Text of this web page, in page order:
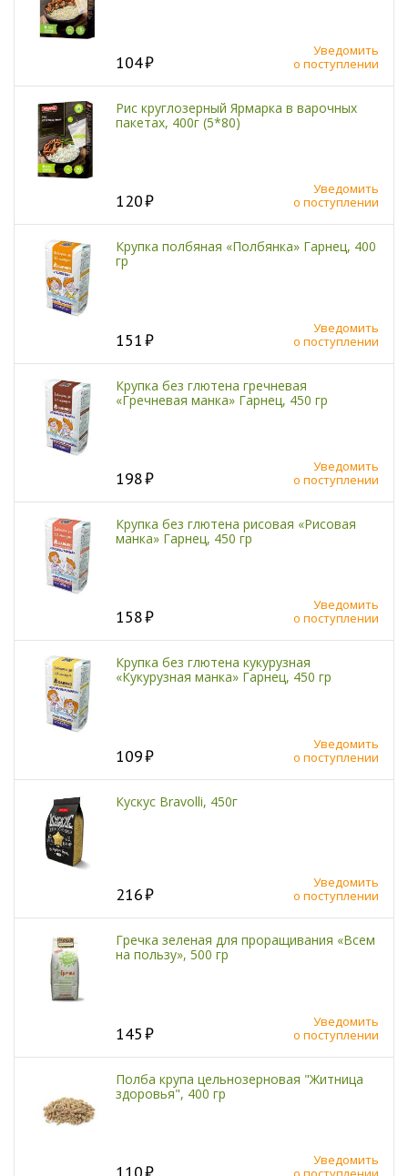
104
Уведомить
о поступлении
Рис круглозерный Ярмарка в варочных
пакетах, 400г (5*80)
120
Уведомить
о поступлении
Крупка полбяная «Полбянка» Гарнец, 400
гр
151
Уведомить
о поступлении
Крупка без глютена гречневая
«Гречневая манка» Гарнец, 450 гр
198
Уведомить
о поступлении
Крупка без глютена рисовая «Рисовая
манка» Гарнец, 450 гр
158
Уведомить
о поступлении
Крупка без глютена кукурузная
«Кукурузная манка» Гарнец, 450 гр
109
Уведомить
о поступлении
Кускус Bravolli, 450г
216
Уведомить
о поступлении
Гречка зеленая для проращивания «Всем
на пользу», 500 гр
145
Уведомить
о поступлении
Полба крупа цельнозерновая "Житница
здоровья", 400 гр
Уведомить